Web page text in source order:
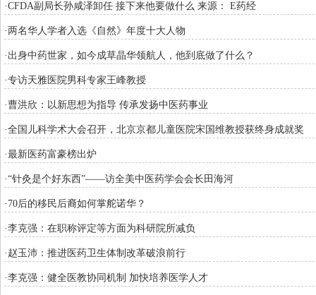
·CFDA副局长孙咸泽卸任 接下来他要做什么 来源： E药经
·两名华人学者入选《自然》年度十大人物
·出身中药世家，如今成草晶华领航人，他到底做了什么？
·专访天雅医院男科专家王峰教授
·曹洪欣：以新思想为指导 传承发扬中医药事业
·全国儿科学术大会召开，北京京都儿童医院宋国维教授获终身成就奖
·最新医药富豪榜出炉
·“针灸是个好东西”——访全美中医药学会会长田海河
·70后的移民后裔如何掌舵诺华？
·李克强：在职称评定等方面为科研院所减负
·赵玉沛：推进医药卫生体制改革破浪前行
·李克强：健全医教协同机制 加快培养医学人才